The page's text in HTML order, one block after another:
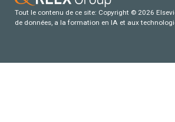
Tout le contenu de ce site: Copyright © 2026
de données, a la formation en IA et aux